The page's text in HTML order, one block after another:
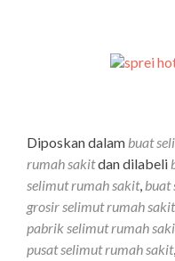
Diposkan dalam buat
rumah sakitdan dilabeli
selimut rumah sakit, buat
grosir selimut rumah sakit
pabrik selimut rumah
pusat selimut rumah sakit,